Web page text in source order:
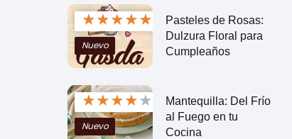
★★★★★
Nuevo
Pasteles de Rosas:
Dulzura Floral para
Cumpleaños
★★★★★
Nuevo
Mantequilla: Del Frío
al Fuego en tu
Cocina